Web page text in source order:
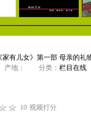
家有儿女》第一部 母亲的礼
地： 分类： 栏目在线
10 视频打分